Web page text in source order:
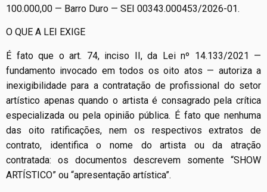
100.000,00 — Barro Duro — SEI 00343.000453/2026-01.
O QUE A LEI EXIGE
É fato que o art. 74, inciso II, da Lei nº 14.133/2021 —
fundamento invocado em todos os oito atos — autoriza a
inexigibilidade para a contratação de profissional do setor
artístico apenas quando o artista é consagrado pela crítica
especializada ou pela opinião pública. É fato que nenhuma
das oito ratificações, nem os respectivos extratos de
contrato, identifica o nome do artista ou da atração
contratada: os documentos descrevem somente “SHOW
ARTÍSTICO” ou “apresentação artística”.